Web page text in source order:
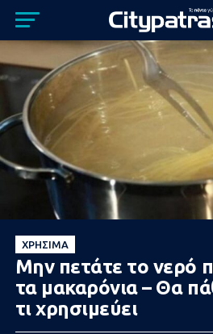
ΧΡΉΣΙΜΑ
Μην πετάτε το νερό
τα μακαρόνια – Θα
τι χρησιμεύει